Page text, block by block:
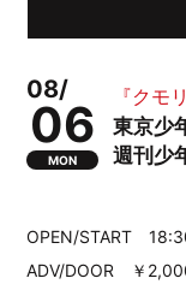
08/
06
MON
『クモ
東京少
週刊少
OPEN/START
ADV/DOOR ￥